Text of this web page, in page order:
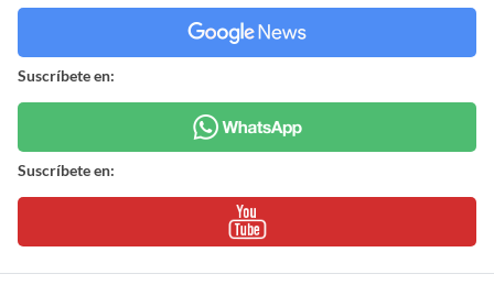
Suscríbete en:
Suscríbete en: